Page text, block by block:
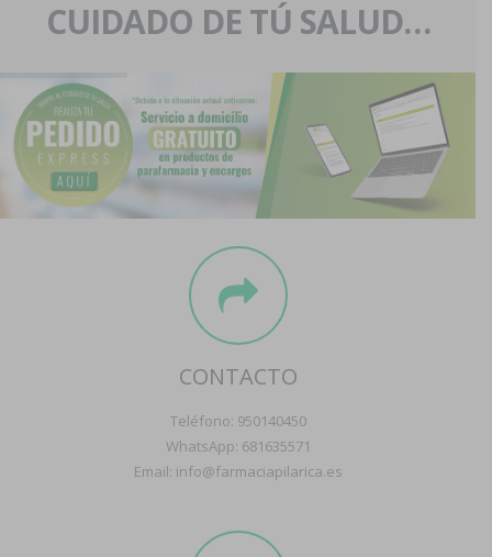
Nuestro equipo
Servicios y reservas
Pedidos express
Blog
Contacto
Boletín
CUIDADO DE TÚ SALUD…
CONTACTO
Teléfono: 950140450
WhatsApp: 681635571
Email: info@farmaciapilarica.es